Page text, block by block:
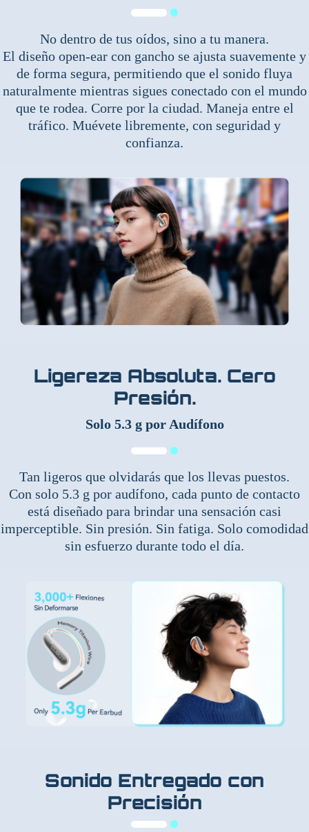
No dentro de tus oídos, sino a tu manera.
El diseño open-ear con gancho se ajusta suavemente y
de forma segura, permitiendo que el sonido fluya
naturalmente mientras sigues conectado con el mundo
que te rodea. Corre por la ciudad. Maneja entre el
tráfico. Muévete libremente, con seguridad y
confianza.
Ligereza Absoluta. Cero
Presión.
Solo 5.3 g por Audífono
Tan ligeros que olvidarás que los llevas puestos.
Con solo 5.3 g por audífono, cada punto de contacto
está diseñado para brindar una sensación casi
imperceptible. Sin presión. Sin fatiga. Solo comodidad
sin esfuerzo durante todo el día.
Sonido Entregado con
Precisión